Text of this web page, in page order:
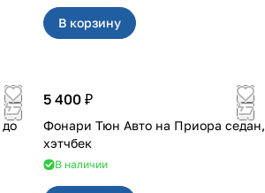
В корзину
5 400 ₽
Фонари Тюн Авто на Приора седан,
хэтчбек
В наличии